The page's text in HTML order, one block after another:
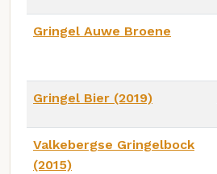
Gringel Auwe Broene
Gringel Bier (2019)
Valkebergse Gringelbock
(2015)